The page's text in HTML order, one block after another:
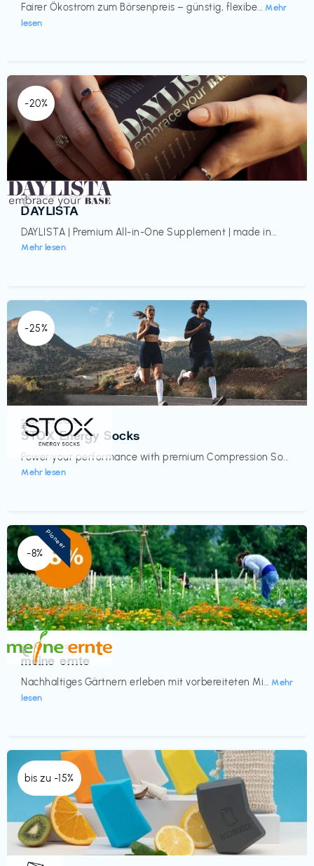
Fairer Ökostrom zum Börsenpreis – günstig, flexibe... Mehr
lesen
-20%
Gesundheit & Wellness
DAYLISTA
DAYLISTA | Premium All-in-One Supplement | made in...
Mehr lesen
€‎
-25%
Sport- & Outdoor
STOX Energy Socks
Power your performance with premium Compression So...
Mehr lesen
€‎
-8%
Küche & Haushalt
meine ernte
Nachhaltiges Gärtnern erleben mit vorbereiteten Mi... Mehr
lesen
€‎
Pioneer
bis zu -15%